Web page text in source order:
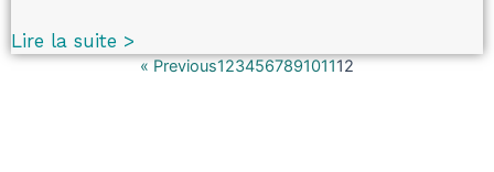
Lire la suite >
« Previous123456789101112